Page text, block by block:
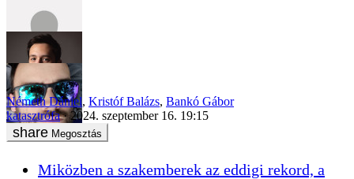
Németh Dániel, Kristóf Balázs, Bankó Gábor
katasztrófa
2024. szeptember 16. 19:15
Megosztás
Miközben a szakemberek az eddigi rekord, a